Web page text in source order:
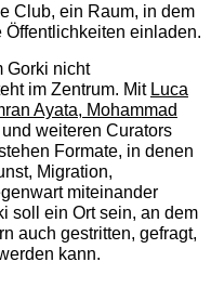
Club, ein Raum, in dem
Öffentlichkeiten einladen.
Gorki nicht
im Zentrum. Mit Luca
Ayata, Mohammad
weiteren Curators
Formate, in denen
Migration,
miteinander
soll ein Ort sein, an dem
auch gestritten, gefragt,
kann.